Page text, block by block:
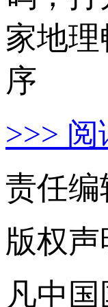
>>>
责任编
版权声
凡中